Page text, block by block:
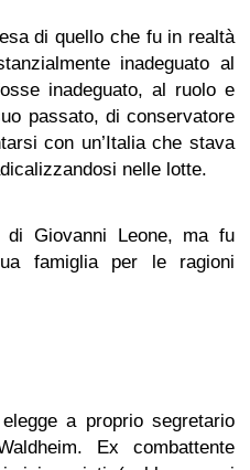
di quello che fu in realtà
inadeguato al
inadeguato, al ruolo e
passato, di conservatore
con un’Italia che stava
nelle lotte.
Giovanni Leone, ma fu
famiglia per le ragioni
a proprio segretario
Ex combattente